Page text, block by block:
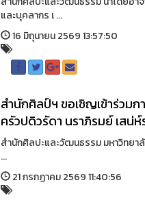
และบุคลากร เ ...
16 มิถุนายน 2569 13:57:50
สำนักศิลป์ฯ ขอเชิญเข้าร่วมก
ครัวปดิวรัดา นราภิรมย์ เสน่
สำนักศิลปะและวัฒนธรรม มหาวิทยา
...
21 กรกฏาคม 2569 11:40:56